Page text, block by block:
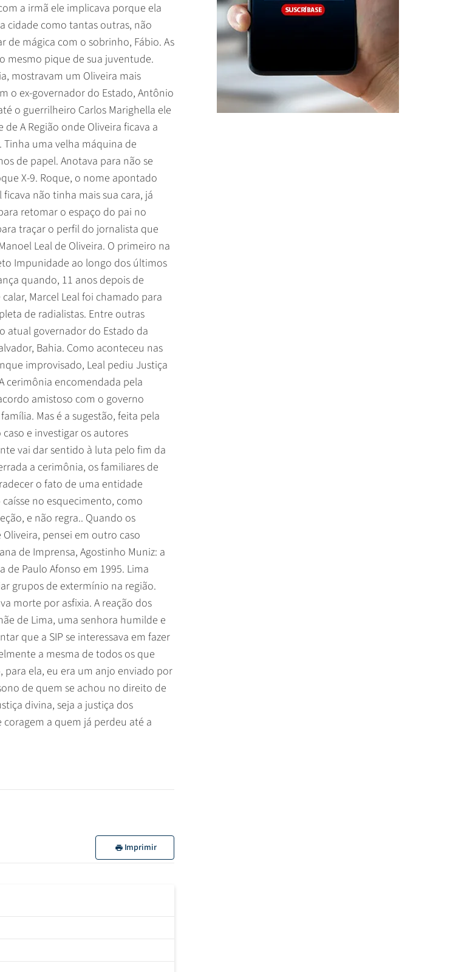
a irmã ele implicava porque ela
cidade como tantas outras, não
de mágica com o sobrinho, Fábio. As
mesmo pique de sua juventude.
mostravam um Oliveira mais
o ex-governador do Estado, Antônio
o guerrilheiro Carlos Marighella ele
A Região onde Oliveira ficava a
uma velha máquina de
de papel. Anotava para não se
X-9. Roque, o nome apontado
não tinha mais sua cara, já
retomar o espaço do pai no
traçar o perfil do jornalista que
Leal de Oliveira. O primeiro na
Impunidade ao longo dos últimos
quando, 11 anos depois de
Marcel Leal foi chamado para
de radialistas. Entre outras
atual governador do Estado da
Bahia. Como aconteceu nas
improvisado, Leal pediu Justiça
cerimônia encomendada pela
amistoso com o governo
Mas é a sugestão, feita pela
e investigar os autores
vai dar sentido à luta pelo fim da
a cerimônia, os familiares de
o fato de uma entidade
no esquecimento, como
e não regra.. Quando os
pensei em outro caso
de Imprensa, Agostinho Muniz: a
Paulo Afonso em 1995. Lima
grupos de extermínio na região.
morte por asfixia. A reação dos
de Lima, uma senhora humilde e
que a SIP se interessava em fazer
a mesma de todos os que
ela, eu era um anjo enviado por
de quem se achou no direito de
divina, seja a justiça dos
a quem já perdeu até a
Imprimir